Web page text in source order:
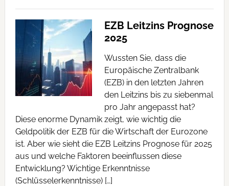
EZB Leitzins Prognose
2025
Wussten Sie, dass die
Europäische Zentralbank
(EZB) in den letzten Jahren
den Leitzins bis zu siebenmal
pro Jahr angepasst hat?
Diese enorme Dynamik zeigt, wie wichtig die
Geldpolitik der EZB für die Wirtschaft der Eurozone
ist. Aber wie sieht die EZB Leitzins Prognose für 2025
aus und welche Faktoren beeinflussen diese
Entwicklung? Wichtige Erkenntnisse
(Schlüsselerkenntnisse) […]